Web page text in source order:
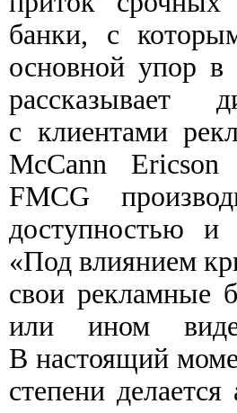
банки, с
основной упор в
рассказывает
с клиентами
McCann
FMCG
доступностью и
«Под влиянием
свои рекламные
или ином
В настоящий
степени